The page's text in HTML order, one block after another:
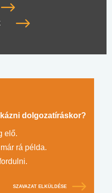
dolgozatíráskor?
elő.
rá példa.
SZAVAZAT ELKÜLDÉSE